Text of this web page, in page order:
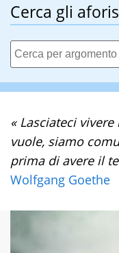
Cerca gli
« Lasciateci
vuole, siamo
prima di avere il
Wolfgang Goethe